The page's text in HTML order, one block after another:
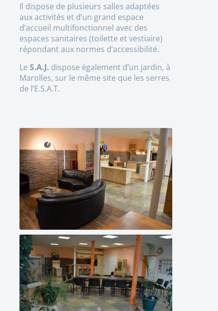
Il dispose de plusieurs salles adaptées
aux activités et d’un grand espace
d’accueil multifonctionnel avec des
espaces sanitaires (toilette et vestiaire)
répondant aux normes d’accessibilité.
Le S.A.J. dispose également d’un jardin, à
Marolles, sur le même site que les serres
de l’E.S.A.T.